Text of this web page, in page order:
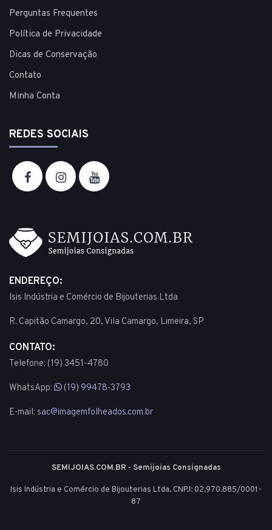
Perguntas Frequentes
Política de Privacidade
Dicas de Conservação
Contato
Minha Conta
REDES SOCIAIS
ENDEREÇO:
Isis Indústria e Comércio de Bijouterias Ltda
R. Capitão Camargo, 20, Vila Camargo, Limeira, SP
CONTATO:
Telefone: (19) 3451-4780
WhatsApp: (19) 99478-3793
E-mail: sac@imagemfolheados.com.br
SEMIJOIAS.COM.BR - Semijoias Consignadas
Isis Indústria e Comércio de Bijouterias Ltda, CNPJ: 02.970.885/0001-
87